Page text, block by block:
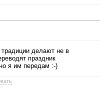
делают не в
праздник
я им передам :-)